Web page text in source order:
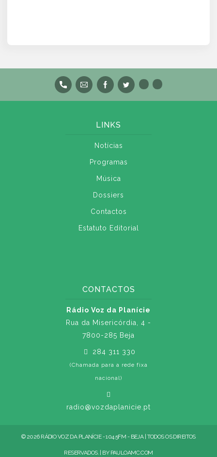
LINKS
Notícias
Programas
Música
Dossiers
Contactos
Estatuto Editorial
CONTACTOS
Rádio Voz da Planície
Rua da Misericórdia, 4 -
7800-285 Beja
284 311 330
(Chamada para a rede fixa
nacional)
radio@vozdaplanicie.pt
© 2026 RÁDIO VOZ DA PLANÍCIE - 104.5FM - BEJA | TODOS OS DIREITOS
RESERVADOS. | BY PAULOAMC.COM